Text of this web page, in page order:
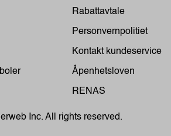
Rabattavtale
Personvernpolitiet
Kontakt kundeservice
Åpenhetsloven
RENAS
Inc. All rights reserved.